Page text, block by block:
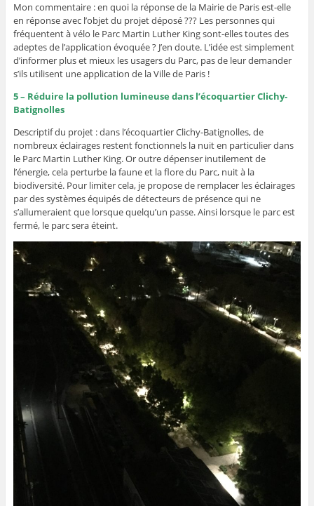
Mon commentaire : en quoi la réponse de la Mairie de Paris est-elle
en réponse avec l’objet du projet déposé ??? Les personnes qui
fréquentent à vélo le Parc Martin Luther King sont-elles toutes des
adeptes de l’application évoquée ? J’en doute. L’idée est simplement
d’informer plus et mieux les usagers du Parc, pas de leur demander
s’ils utilisent une application de la Ville de Paris !
5 – Réduire la pollution lumineuse dans l’écoquartier Clichy-
Batignolles
Descriptif du projet : dans l’écoquartier Clichy-Batignolles, de
nombreux éclairages restent fonctionnels la nuit en particulier dans
le Parc Martin Luther King. Or outre dépenser inutilement de
l’énergie, cela perturbe la faune et la flore du Parc, nuit à la
biodiversité. Pour limiter cela, je propose de remplacer les éclairages
par des systèmes équipés de détecteurs de présence qui ne
s’allumeraient que lorsque quelqu’un passe. Ainsi lorsque le parc est
fermé, le parc sera éteint.